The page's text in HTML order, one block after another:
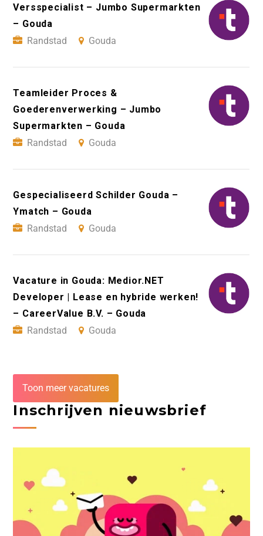
Versspecialist – Jumbo Supermarkten
– Gouda
Randstad
Gouda
Teamleider Proces &
Goederenverwerking – Jumbo
Supermarkten – Gouda
Randstad
Gouda
Gespecialiseerd Schilder Gouda –
Ymatch – Gouda
Randstad
Gouda
Vacature in Gouda: Medior.NET
Developer | Lease en hybride werken!
– CareerValue B.V. – Gouda
Randstad
Gouda
Toon meer vacatures
Inschrijven nieuwsbrief